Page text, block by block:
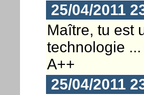
25/04/2011
Maître, tu est
technologie
A++
25/04/2011